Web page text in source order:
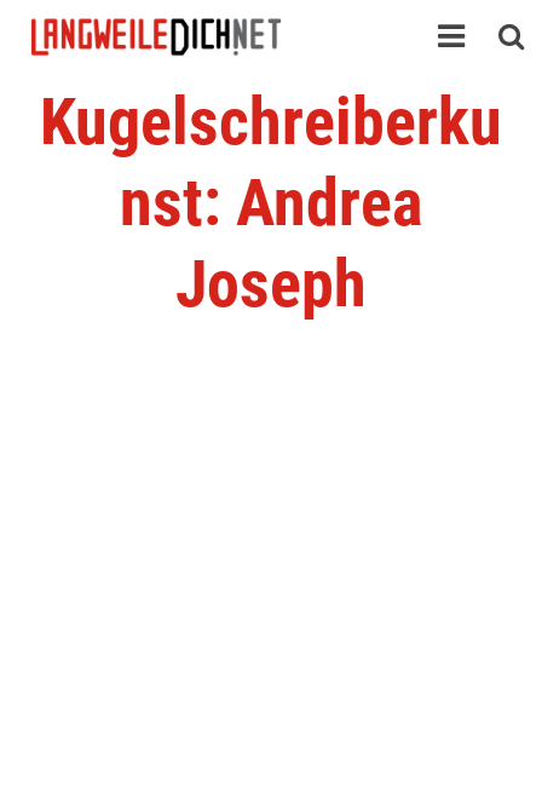
Kugelschreiberku
nst: Andrea
Joseph